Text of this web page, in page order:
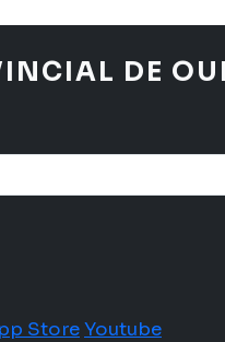
DE
StoreYoutube